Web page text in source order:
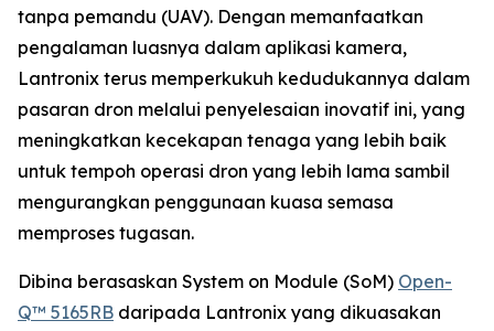
tanpa pemandu (UAV). Dengan memanfaatkan
pengalaman luasnya dalam aplikasi kamera,
Lantronix terus memperkukuh kedudukannya dalam
pasaran dron melalui penyelesaian inovatif ini, yang
meningkatkan kecekapan tenaga yang lebih baik
untuk tempoh operasi dron yang lebih lama sambil
mengurangkan penggunaan kuasa semasa
memproses tugasan.
Dibina berasaskan System on Module (SoM) Open-
Q™ 5165RB daripada Lantronix yang dikuasakan